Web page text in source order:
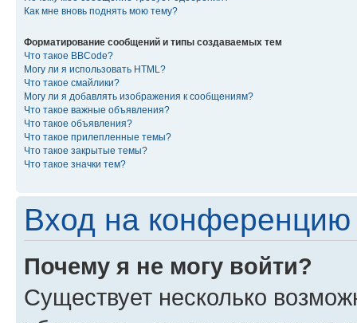
Как мне вновь поднять мою тему?
Форматирование сообщений и типы создаваемых тем
Что такое BBCode?
Могу ли я использовать HTML?
Что такое смайлики?
Могу ли я добавлять изображения к сообщениям?
Что такое важные объявления?
Что такое объявления?
Что такое прилепленные темы?
Что такое закрытые темы?
Что такое значки тем?
Вход на конференцию
Почему я не могу войти?
Существует несколько